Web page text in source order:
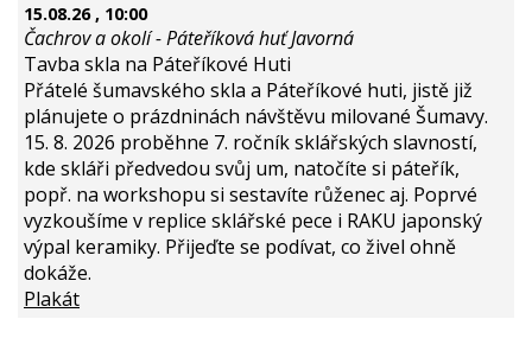
15.08.26, 10:00
Čachrov a okolí - Páteříková huť Javorná
Tavba skla na Páteříkové Huti
Přátelé šumavského skla a Páteříkové huti, jistě již
plánujete o prázdninách návštěvu milované Šumavy.
15. 8. 2026 proběhne 7. ročník sklářských slavností,
kde skláři předvedou svůj um, natočíte si páteřík,
popř. na workshopu si sestavíte růženec aj. Poprvé
vyzkoušíme v replice sklářské pece i RAKU japonský
výpal keramiky. Přijeďte se podívat, co živel ohně
dokáže.
Plakát